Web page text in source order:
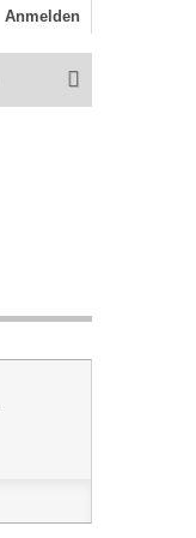
Anmelden